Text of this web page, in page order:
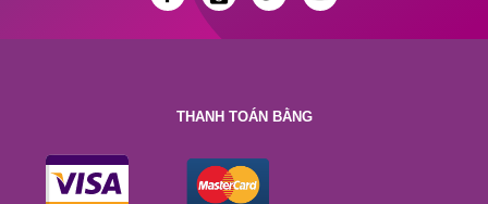
THANH TOÁN BẰNG